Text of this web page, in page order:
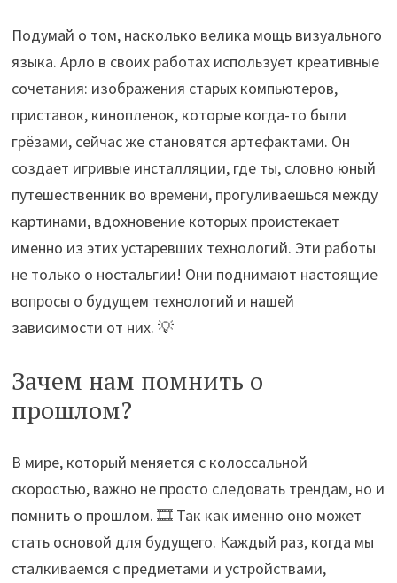
Подумай о том, насколько велика мощь визуального
языка. Арло в своих работах использует креативные
сочетания: изображения старых компьютеров,
приставок, кинопленок, которые когда-то были
грёзами, сейчас же становятся артефактами. Он
создает игривые инсталляции, где ты, словно юный
путешественник во времени, прогуливаешься между
картинами, вдохновение которых проистекает
именно из этих устаревших технологий. Эти работы
не только о ностальгии! Они поднимают настоящие
вопросы о будущем технологий и нашей
зависимости от них. 💡
Зачем нам помнить о
прошлом?
В мире, который меняется с колоссальной
скоростью, важно не просто следовать трендам, но и
помнить о прошлом. 🎞️ Так как именно оно может
стать основой для будущего. Каждый раз, когда мы
сталкиваемся с предметами и устройствами,